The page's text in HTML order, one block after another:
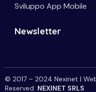
Sviluppo App Mobile
Newsletter
© 2017 – 2024 Nexinet |
Reserved. NEXINET SRLS